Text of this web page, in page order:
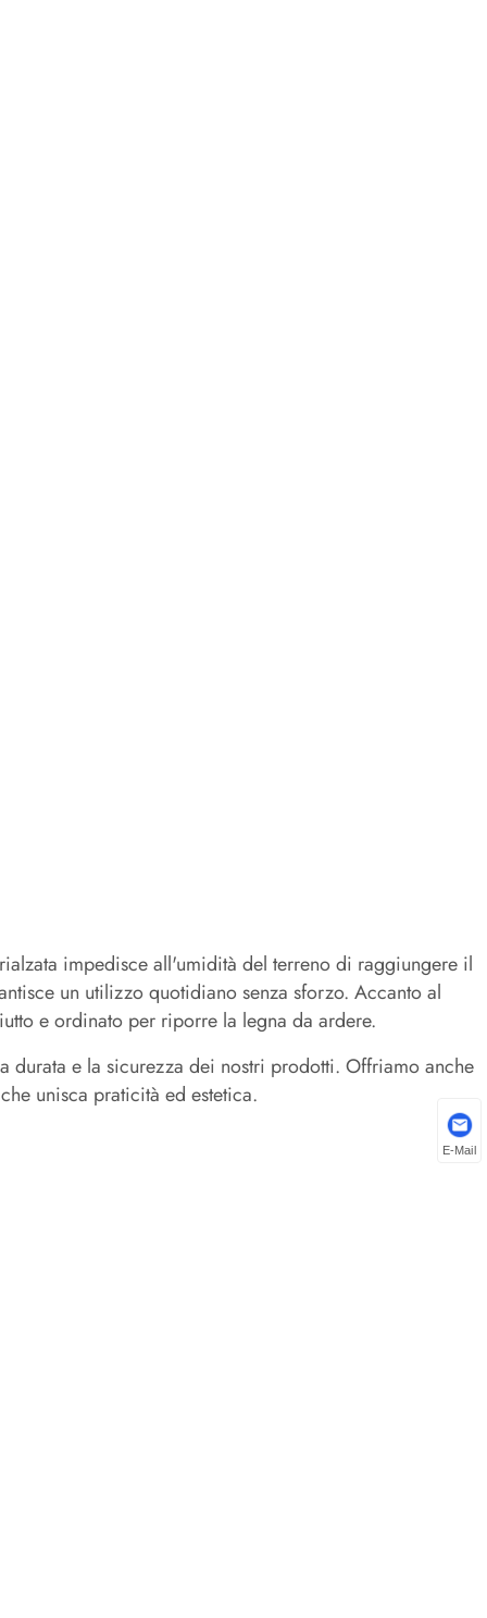
impedisce all'umidità del terreno di raggiungere il
un utilizzo quotidiano senza sforzo. Accanto al
e ordinato per riporre la legna da ardere.
e la sicurezza dei nostri prodotti. Offriamo anche
unisca praticità ed estetica.
E-Mail